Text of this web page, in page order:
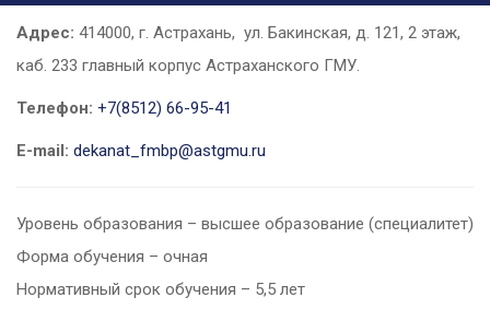
Адрес: 414000, г. Астрахань, ул. Бакинская, д. 121, 2 этаж,
каб. 233 главный корпус Астраханского ГМУ.
Телефон: +7(8512) 66-95-41
E-mail: dekanat_fmbp@astgmu.ru
Уровень образования – высшее образование (специалитет)
Форма обучения – очная
Нормативный срок обучения – 5,5 лет